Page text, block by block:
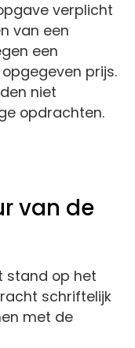
verplicht
van een
een
prijs.
niet
opdrachten.
van de
stand op het
schriftelijk
met de